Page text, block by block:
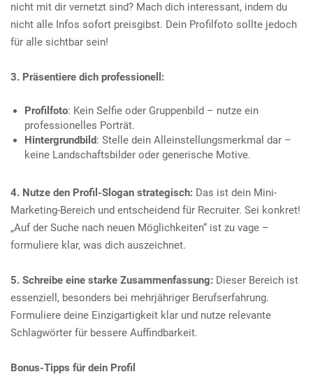
nicht mit dir vernetzt sind? Mach dich interessant, indem du
nicht alle Infos sofort preisgibst. Dein Profilfoto sollte jedoch
für alle sichtbar sein!
3. Präsentiere dich professionell:
Profilfoto: Kein Selfie oder Gruppenbild – nutze ein
professionelles Porträt.
Hintergrundbild: Stelle dein Alleinstellungsmerkmal dar –
keine Landschaftsbilder oder generische Motive.
4. Nutze den Profil-Slogan strategisch: Das ist dein Mini-
Marketing-Bereich und entscheidend für Recruiter. Sei konkret!
„Auf der Suche nach neuen Möglichkeiten“ ist zu vage –
formuliere klar, was dich auszeichnet.
5. Schreibe eine starke Zusammenfassung: Dieser Bereich ist
essenziell, besonders bei mehrjähriger Berufserfahrung.
Formuliere deine Einzigartigkeit klar und nutze relevante
Schlagwörter für bessere Auffindbarkeit.
Bonus-Tipps für dein Profil